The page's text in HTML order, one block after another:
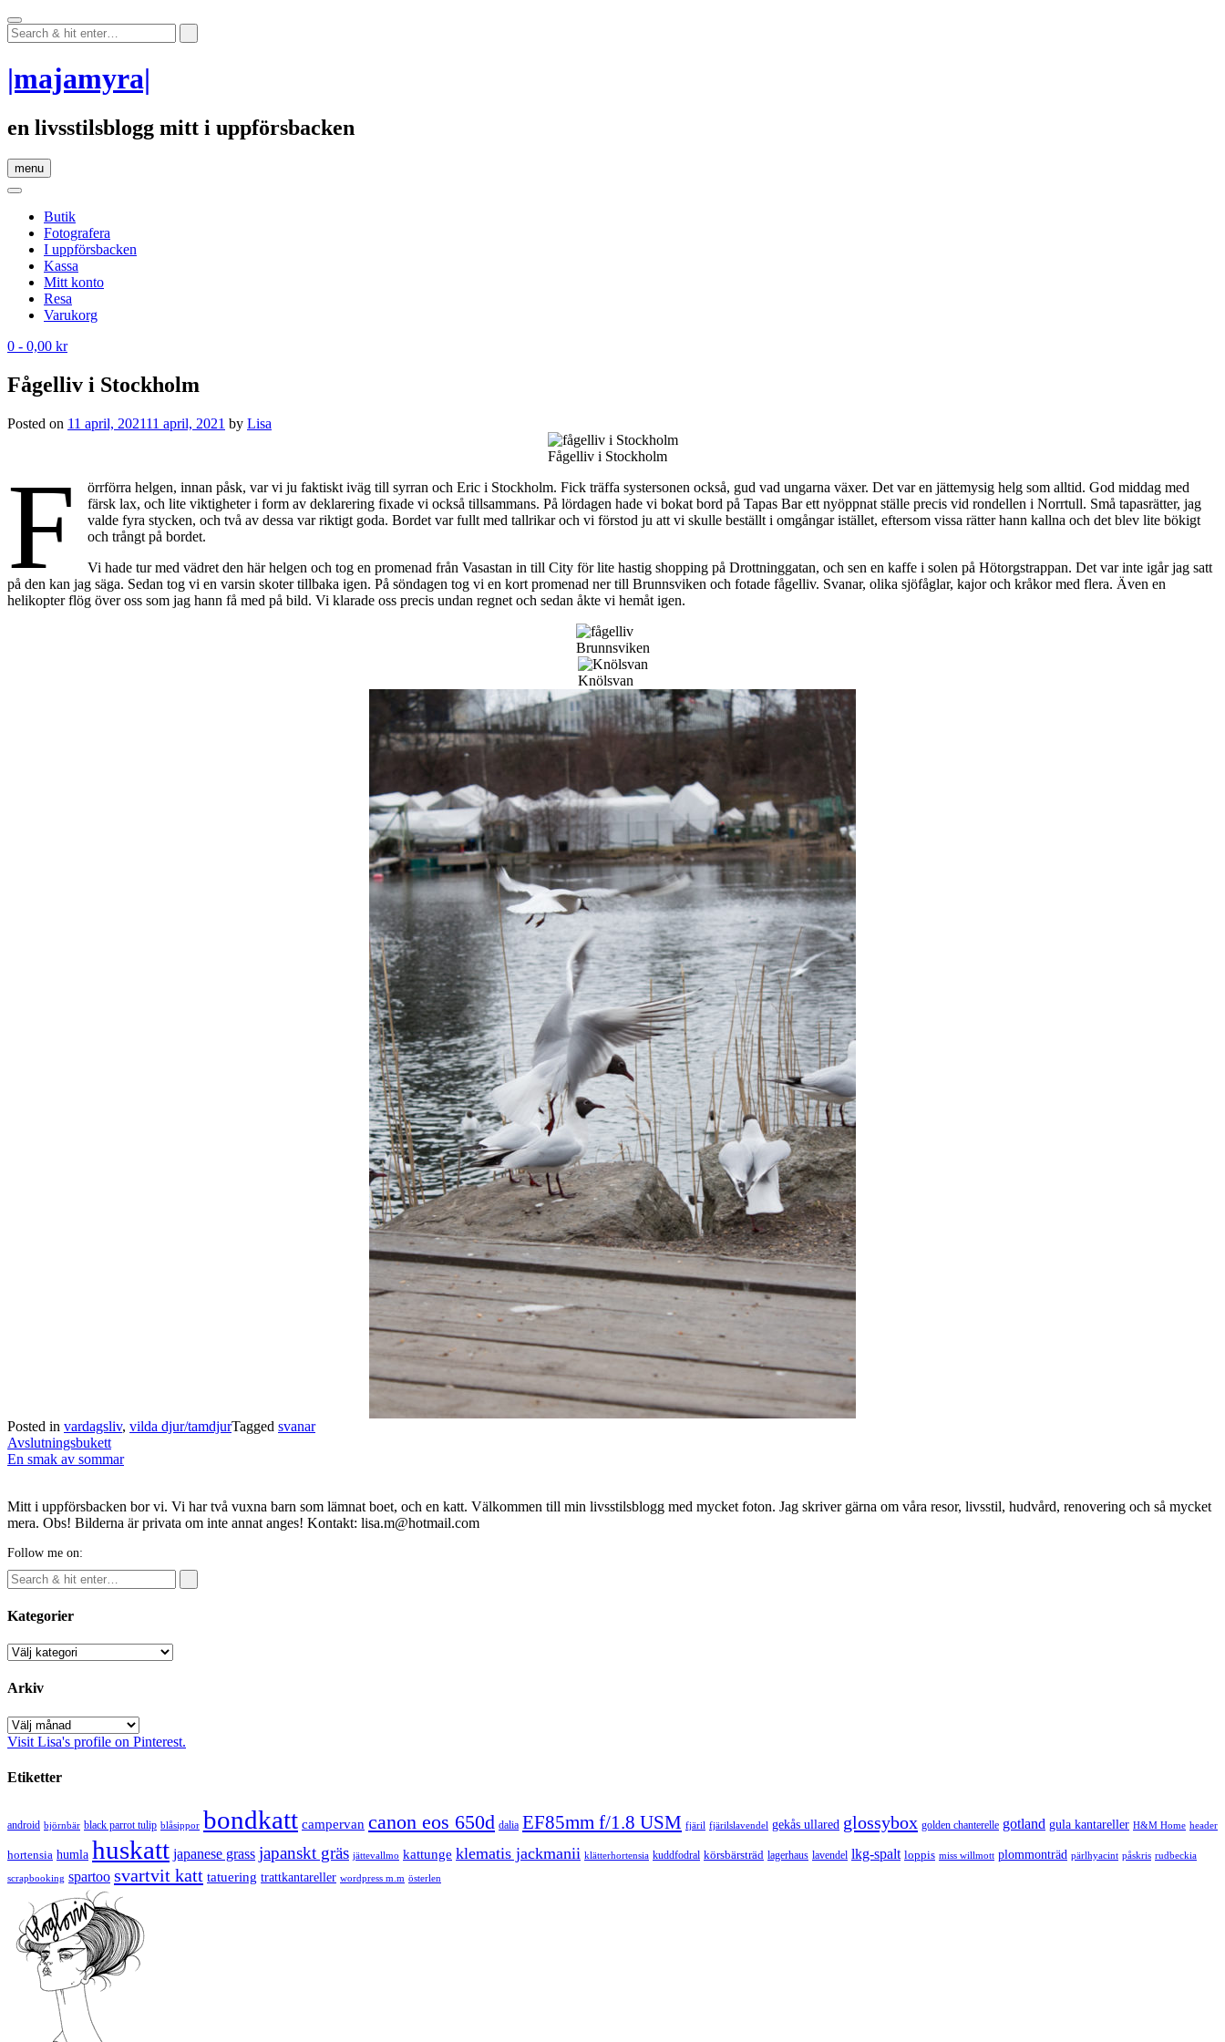
Skip
to
content
|majamyra|
en livsstilsblogg mitt i uppförsbacken
menu
Butik
Fotografera
I uppförsbacken
Kassa
Mitt konto
Resa
Varukorg
0 - 0,00 kr
Fågelliv i Stockholm
Posted on 11 april, 202111 april, 2021 by Lisa
Fågelliv i Stockholm
F
örrförra helgen, innan påsk, var vi ju faktiskt iväg till syrran och Eric i Stockholm. Fick träffa systersonen också, gud vad ungarna växer. Det var en jättemysig helg som alltid. God middag med
färsk lax, och lite viktigheter i form av deklarering fixade vi också tillsammans. På lördagen hade vi bokat bord på Tapas Bar ett nyöppnat ställe precis vid rondellen i Norrtull. Små tapasrätter, jag
valde fyra stycken, och två av dessa var riktigt goda. Bordet var fullt med tallrikar och vi förstod ju att vi skulle beställt i omgångar istället, eftersom vissa rätter hann kallna och det blev lite bökigt
och trångt på bordet.
Vi hade tur med vädret den här helgen och tog en promenad från Vasastan in till City för lite hastig shopping på Drottninggatan, och sen en kaffe i solen på Hötorgstrappan. Det var inte igår jag satt
på den kan jag säga. Sedan tog vi en varsin skoter tillbaka igen. På söndagen tog vi en kort promenad ner till Brunnsviken och fotade fågelliv. Svanar, olika sjöfåglar, kajor och kråkor med flera. Även en
helikopter flög över oss som jag hann få med på bild. Vi klarade oss precis undan regnet och sedan åkte vi hemåt igen.
Brunnsviken
Knölsvan
Posted in vardagsliv, vilda djur/tamdjurTagged svanar
Post
navigation
Avslutningsbukett
En smak av sommar
Mitt i uppförsbacken bor vi. Vi har två vuxna barn som lämnat boet, och en katt. Välkommen till min livsstilsblogg med mycket foton. Jag skriver gärna om våra resor, livsstil, hudvård, renovering och så mycket
mera. Obs! Bilderna är privata om inte annat anges! Kontakt: lisa.m@hotmail.com
Follow me on:
Kategorier
Kategorier
Arkiv
Arkiv
Visit Lisa's profile on Pinterest.
Etiketter
android björnbär black parrot tulip blåsippor bondkatt campervan canon eos 650d dalia EF85mm f/1.8 USM fjäril fjärilslavendel gekås ullared glossybox golden chanterelle gotland gula kantareller H&M Home header
hortensia humla huskatt japanese grass japanskt gräs jättevallmo kattunge klematis jackmanii klätterhortensia kuddfodral körsbärsträd lagerhaus lavendel lkg-spalt loppis miss willmott plommonträd pärlhyacint påskris rudbeckia
scrapbooking spartoo svartvit katt tatuering trattkantareller wordpress m.m österlen